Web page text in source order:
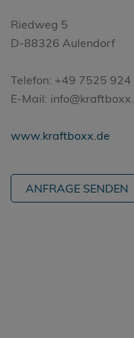
Riedweg 5
D-88326 Aulendorf
Telefon: +49 7525 924
E-Mail:
www.kraftboxx.de
ANFRAGE SENDEN